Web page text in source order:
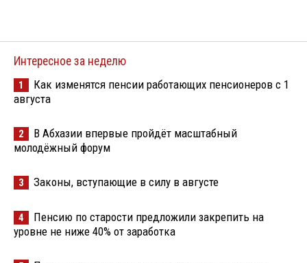
Интересное за неделю
1
Как изменятся пенсии работающих пенсионеров с 1
августа
2
В Абхазии впервые пройдёт масштабный
молодёжный форум
3 Законы, вступающие в силу в августе
4
Пенсию по старости предложили закрепить на
уровне не ниже 40% от заработка